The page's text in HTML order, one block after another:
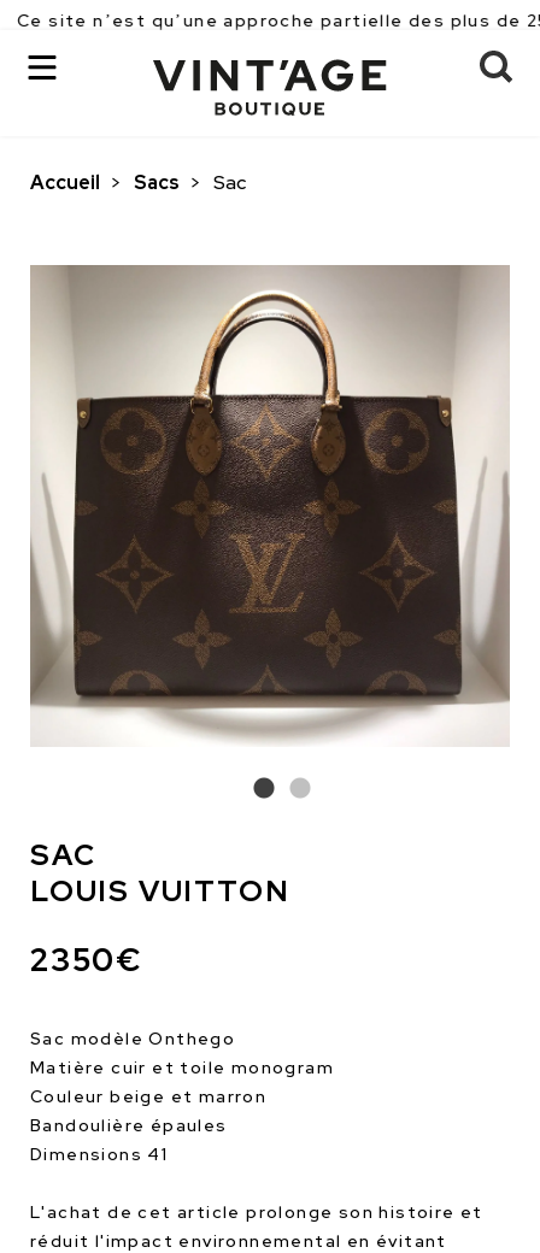
qu’une approche partielle des plus de 2500
Accueil > Sacs > Sac
SAC
LOUIS VUITTON
2350€
Sac modèle Onthego
Matière cuir et toile monogram
Couleur beige et marron
Bandoulière épaules
Dimensions 41
L'achat de cet article prolonge son histoire et
réduit l'impact environnemental en évitant